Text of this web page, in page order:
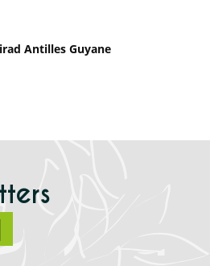
Antilles Guyane